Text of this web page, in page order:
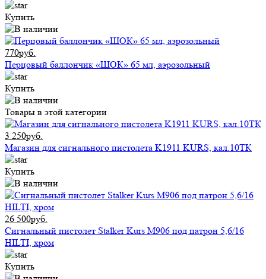
Купить
770руб.
Перцовый баллончик «ШОК» 65 мл, аэрозольный
Купить
Товары в этой категории
3 250руб.
Магазин для сигнального пистолета K1911 KURS, кал.10ТК
Купить
26 500руб.
Сигнальный пистолет Stalker Kurs M906 под патрон 5,6/16
HILTI, хром
Купить